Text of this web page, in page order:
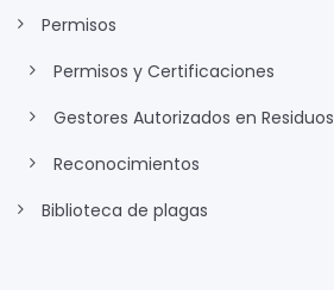
Permisos
Permisos y Certificaciones
Gestores Autorizados en Residuos
Reconocimientos
Biblioteca de plagas